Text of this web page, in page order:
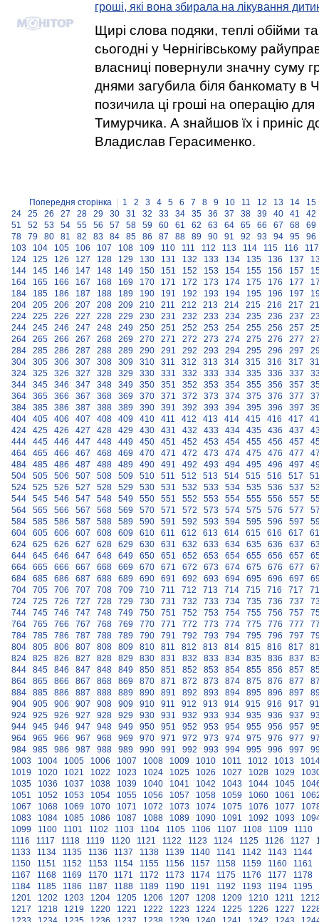
гроші, які вона збирала на лікування
Щирі слова подяки, теплі обійми
сьогодні у Чернігівському
власниці повернули значну суму
днями загубила біля банкомату в
позичила ці гроші на операцію для
Тимурчика. А знайшов їх і приніс
Владислав Герасименко.
Попередня сторінка 1 2 3 4 5 6 7 8 9 10 11 12 13 14
15
24
25 26 27 28 29 30 31 32 33 34 35 36 37 38 39 40 41
42
51
52 53 54 55 56 57 58 59 60 61 62 63 64 65 66 67 68
69
78
79 80 81 82 83 84 85 86 87 88 89 90 91 92 93 94 95
96
103
104 105 106 107 108 109 110 111 112 113 114 115 116
117
124
125 126 127 128 129 130 131 132 133 134 135 136 137
144
145 146 147 148 149 150 151 152 153 154 155 156 157
164
165 166 167 168 169 170 171 172 173 174 175 176 177
184
185 186 187 188 189 190 191 192 193 194 195 196 197
204
205 206 207 208 209 210 211 212 213 214 215 216 217
224
225 226 227 228 229 230 231 232 233 234 235 236 237
244
245 246 247 248 249 250 251 252 253 254 255 256 257
264
265 266 267 268 269 270 271 272 273 274 275 276 277
284
285 286 287 288 289 290 291 292 293 294 295 296 297
304
305 306 307 308 309 310 311 312 313 314 315 316 317
324
325 326 327 328 329 330 331 332 333 334 335 336 337
344
345 346 347 348 349 350 351 352 353 354 355 356 357
364
365 366 367 368 369 370 371 372 373 374 375 376 377
384
385 386 387 388 389 390 391 392 393 394 395 396 397
404
405 406 407 408 409 410 411 412 413 414 415 416 417
424
425 426 427 428 429 430 431 432 433 434 435 436 437
444
445 446 447 448 449 450 451 452 453 454 455 456 457
464
465 466 467 468 469 470 471 472 473 474 475 476 477
484
485 486 487 488 489 490 491 492 493 494 495 496 497
504
505 506 507 508 509 510 511 512 513 514 515 516 517
524
525 526 527 528 529 530 531 532 533 534 535 536 537
544
545 546 547 548 549 550 551 552 553 554 555 556 557
564
565 566 567 568 569 570 571 572 573 574 575 576 577
584
585 586 587 588 589 590 591 592 593 594 595 596 597
604
605 606 607 608 609 610 611 612 613 614 615 616 617
624
625 626 627 628 629 630 631 632 633 634 635 636 637
644
645 646 647 648 649 650 651 652 653 654 655 656 657
664
665 666 667 668 669 670 671 672 673 674 675 676 677
684
685 686 687 688 689 690 691 692 693 694 695 696 697
704
705 706 707 708 709 710 711 712 713 714 715 716 717
724
725 726 727 728 729 730 731 732 733 734 735 736 737
744
745 746 747 748 749 750 751 752 753 754 755 756 757
764
765 766 767 768 769 770 771 772 773 774 775 776 777
784
785 786 787 788 789 790 791 792 793 794 795 796 797
804
805 806 807 808 809 810 811 812 813 814 815 816 817
824
825 826 827 828 829 830 831 832 833 834 835 836 837
844
845 846 847 848 849 850 851 852 853 854 855 856 857
864
865 866 867 868 869 870 871 872 873 874 875 876 877
884
885 886 887 888 889 890 891 892 893 894 895 896 897
904
905 906 907 908 909 910 911 912 913 914 915 916 917
924
925 926 927 928 929 930 931 932 933 934 935 936 937
944
945 946 947 948 949 950 951 952 953 954 955 956 957
964
965 966 967 968 969 970 971 972 973 974 975 976 977
984
985 986 987 988 989 990 991 992 993 994 995 996 997
1003
1004 1005 1006 1007 1008 1009 1010 1011 1012 1013
1019
1020 1021 1022 1023 1024 1025 1026 1027 1028 1029
1035
1036 1037 1038 1039 1040 1041 1042 1043 1044 1045
1051
1052 1053 1054 1055 1056 1057 1058 1059 1060 1061
1067
1068 1069 1070 1071 1072 1073 1074 1075 1076 1077
1083
1084 1085 1086 1087 1088 1089 1090 1091 1092 1093
1099
1100 1101 1102 1103 1104 1105 1106 1107 1108 1109
1110
1116
1117 1118 1119 1120 1121 1122 1123 1124 1125 1126 1127
1133
1134 1135 1136 1137 1138 1139 1140 1141 1142 1143
1144
1150
1151 1152 1153 1154 1155 1156 1157 1158 1159 1160
1161
1167
1168 1169 1170 1171 1172 1173 1174 1175 1176 1177
1178
1184
1185 1186 1187 1188 1189 1190 1191 1192 1193 1194
1195
1201
1202 1203 1204 1205 1206 1207 1208 1209 1210 1211
1217
1218 1219 1220 1221 1222 1223 1224 1225 1226 1227